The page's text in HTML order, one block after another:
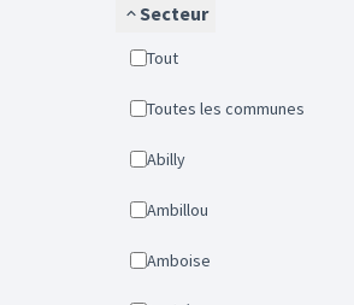
Secteur
Tout
Toutes les communes
Abilly
Ambillou
Amboise